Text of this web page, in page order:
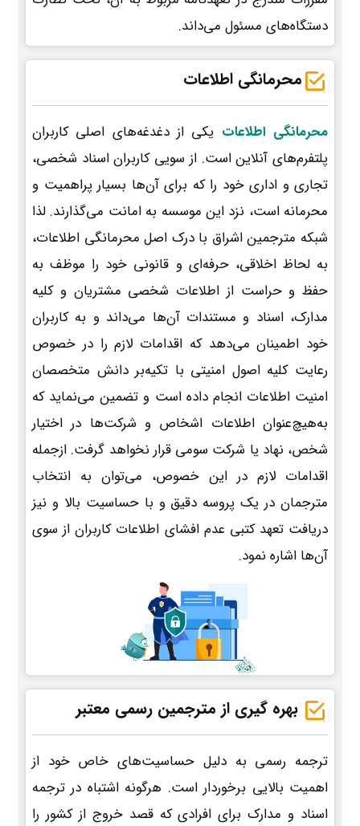
دستگاه‌های مسئول می‌داند.
محرمانگی اطلاعات
محرمانگی اطلاعات یکی از دغدغه‌های اصلی کاربران
پلتفرم‌های آنلاین است. از سویی کاربران اسناد شخصی،
تجاری و اداری خود را که برای آن‌ها بسیار پراهمیت و
محرمانه است، نزد این موسسه به امانت می‌گذارند. لذا
شبکه مترجمین اشراق با درک اصل محرمانگی اطلاعات،
به لحاظ اخلاقی، حرفه‌ای و قانونی خود را موظف به
حفظ و حراست از اطلاعات شخصی مشتریان و کلیه
مدارک، اسناد و مستندات آن‌ها می‌داند و به کاربران
خود اطمینان می‌دهد که اقدامات لازم را در خصوص
رعایت کلیه اصول امنیتی با تکیه‌بر دانش متخصصان
امنیت اطلاعات انجام داده است و تضمین می‌نماید که
به‌هیچ‌عنوان اطلاعات اشخاص و شرکت‌ها در اختیار
شخص، نهاد یا شرکت سومی قرار نخواهد گرفت. ازجمله
اقدامات لازم در این خصوص، می‌توان به انتخاب
مترجمان در یک پروسه دقیق و با حساسیت بالا و نیز
دریافت تعهد کتبی عدم افشای اطلاعات کاربران از سوی
آن‌ها اشاره نمود.
بهره گیری از مترجمین رسمی معتبر
ترجمه رسمی به دلیل حساسیت‌های خاص خود از
اهمیت بالایی برخوردار است. هرگونه اشتباه در ترجمه
اسناد و مدارک برای افرادی که قصد خروج از کشور را